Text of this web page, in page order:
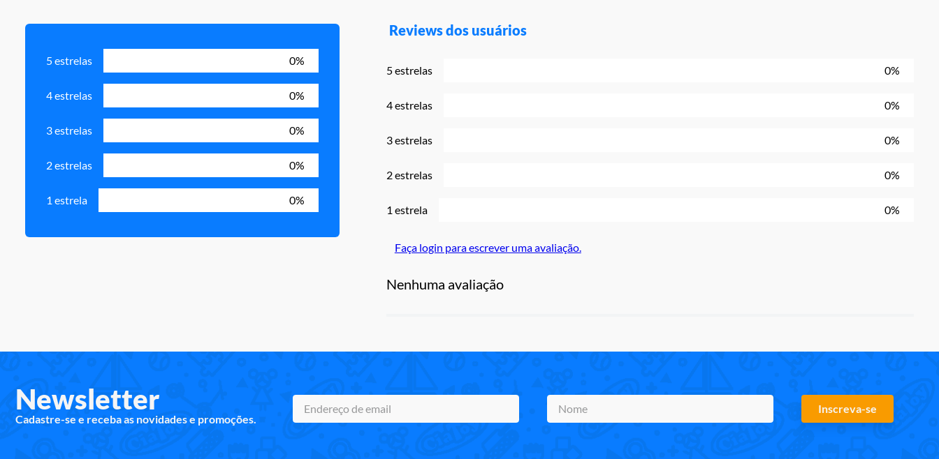
5 estrelas 0%
4 estrelas 0%
3 estrelas 0%
2 estrelas 0%
1 estrela 0%
Reviews dos usuários
5 estrelas 0%
4 estrelas 0%
3 estrelas 0%
2 estrelas 0%
1 estrela 0%
Faça login para escrever uma avaliação.
Nenhuma avaliação
Newsletter
Cadastre-se e receba as novidades e promoções.
Inscreva-se